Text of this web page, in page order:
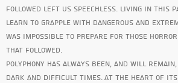
followed left us speechless. Living in this
learn to grapple with dangerous and
was impossible to prepare for those
that followed.
Polyphony has always been, and will
dark and difficult times. At the heart of its